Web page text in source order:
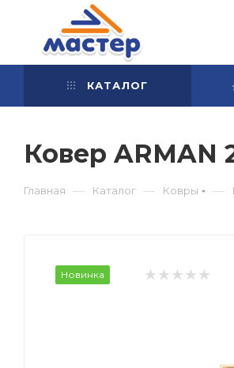
КАТАЛОГ
Ковер ARMAN
Главная — Каталог — Ковры —
Новинка